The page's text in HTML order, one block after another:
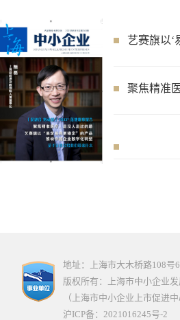
聚焦精准
地址：上海市大木桥路108号
版权所有：上海市中小企业
（上海市中小企业上市促进
沪ICP备：2021016245号-2